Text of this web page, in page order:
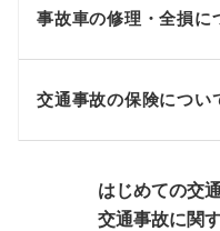
事故車の修理・全損に
交通事故の保険につい
はじめての交
交通事故に関